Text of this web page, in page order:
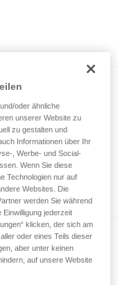
durch den
oder ähnliche
unserer Website zu
zu gestalten und
Informationen über Ihr
, Werbe- und Social-
Wenn Sie diese
Technologien nur auf
Websites. Die
werden Sie während
jederzeit
klicken, der sich am
oder eines Teils dieser
aber unter keinen
auf unsere Website